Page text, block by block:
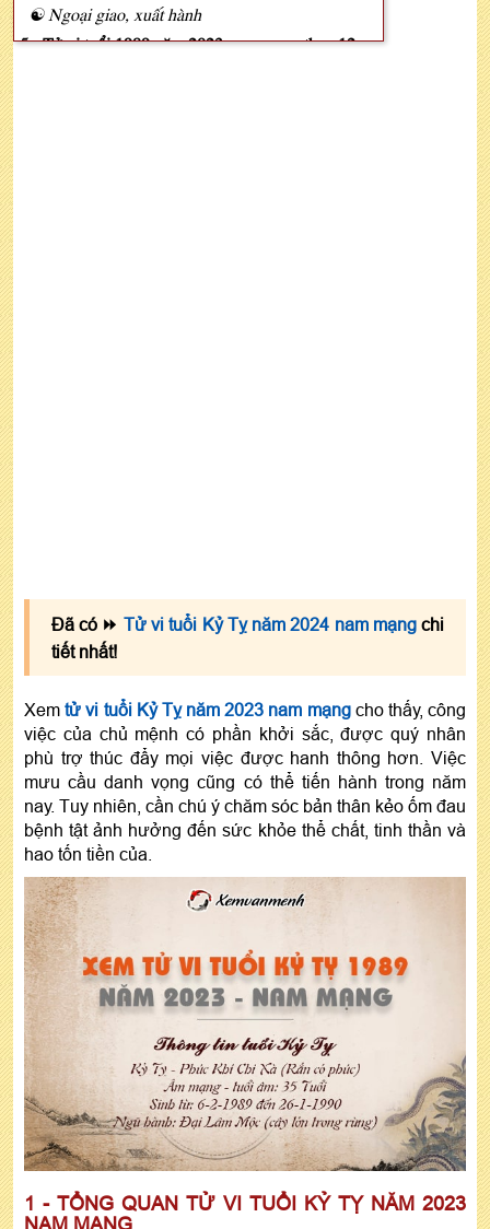
☯ Ngoại giao, xuất hành
5 - Tử vi tuổi 1989 năm 2023 nam mạng theo 12
Đã có ⏩ Tử vi tuổi Kỷ Tỵ năm 2024 nam mạngchi
tiết nhất!
Xemtử vi tuổi Kỷ Tỵ năm 2023 nam mạng cho thấy, công
việc của chủ mệnh có phần khởi sắc, được quý nhân
phù trợ thúc đẩy mọi việc được hanh thông hơn. Việc
mưu cầu danh vọng cũng có thể tiến hành trong năm
nay. Tuy nhiên, cần chú ý chăm sóc bản thân kẻo ốm đau
bệnh tật ảnh hưởng đến sức khỏe thể chất, tinh thần và
hao tốn tiền của.
1 - TỔNG QUAN TỬ VI TUỔI KỶ TỴ NĂM 2023
NAM MẠNG